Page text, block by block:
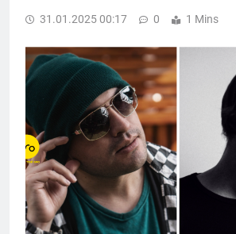
31.01.2025 00:17 0 1 Mins